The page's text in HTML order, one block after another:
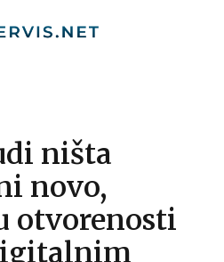
ništa
novo,
otvorenosti